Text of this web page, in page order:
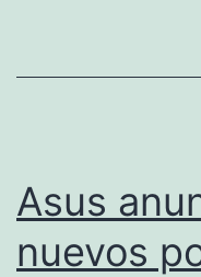
Asus
nuevos